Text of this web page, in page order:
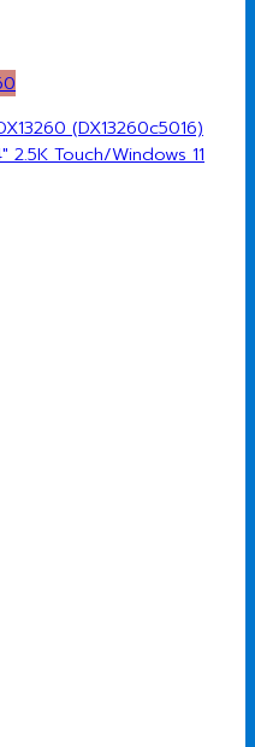
(DX13260c5016)
2.5K Touch/Windows 11